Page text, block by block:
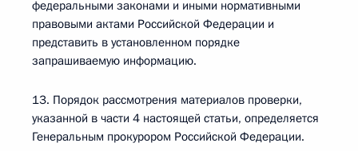
федеральными законами и иными нормативными
правовыми актами Российской Федерации и
представить в установленном порядке
запрашиваемую информацию.
13. Порядок рассмотрения материалов проверки,
указанной в части 4 настоящей статьи, определяется
Генеральным прокурором Российской Федерации.